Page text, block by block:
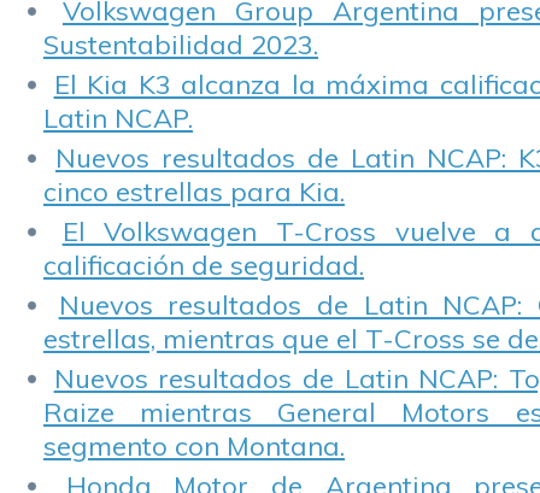
Volkswagen Group Argentina
Sustentabilidad 2023.
El Kia K3 alcanza la máxima
Latin NCAP.
Nuevos resultados de Latin NCAP:
cinco estrellas para Kia.
El Volkswagen T-Cross vuelve a
calificación de seguridad.
Nuevos resultados de Latin NCAP:
estrellas, mientras que el T-Cross se
Nuevos resultados de Latin NCAP:
Raize mientras General Motors
segmento con Montana.
Honda Motor de Argentina